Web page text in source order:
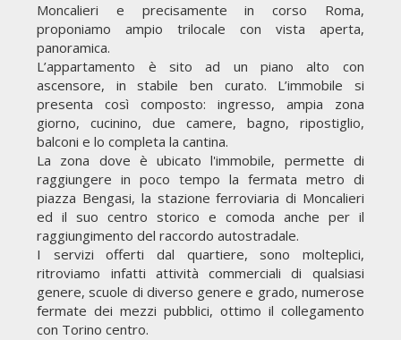
Moncalieri e precisamente in corso Roma,
proponiamo ampio trilocale con vista aperta,
panoramica.
L’appartamento è sito ad un piano alto con
ascensore, in stabile ben curato. L’immobile si
presenta così composto: ingresso, ampia zona
giorno, cucinino, due camere, bagno, ripostiglio,
balconi e lo completa la cantina.
La zona dove è ubicato l'immobile, permette di
raggiungere in poco tempo la fermata metro di
piazza Bengasi, la stazione ferroviaria di Moncalieri
ed il suo centro storico e comoda anche per il
raggiungimento del raccordo autostradale.
I servizi offerti dal quartiere, sono molteplici,
ritroviamo infatti attività commerciali di qualsiasi
genere, scuole di diverso genere e grado, numerose
fermate dei mezzi pubblici, ottimo il collegamento
con Torino centro.